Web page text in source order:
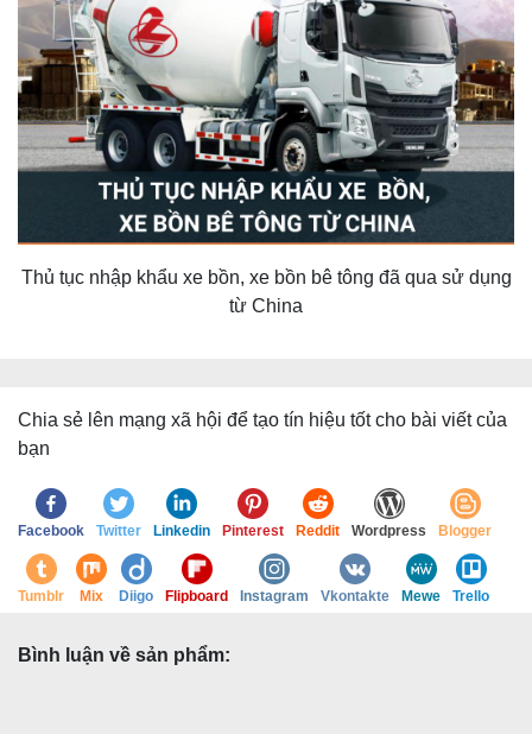
Thủ tục nhập khẩu xe bồn, xe bồn bê tông đã qua sử dụng
từ China
Chia sẻ lên mạng xã hội để tạo tín hiệu tốt cho bài viết của
bạn
Facebook Twitter Linkedin Pinterest Reddit Wordpress Blogger
Tumblr Mix Diigo Flipboard Instagram Vkontakte Mewe Trello
Bình luận về sản phẩm: